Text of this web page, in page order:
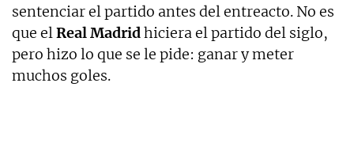
sentenciar el partido antes del entreacto. No es
que elReal Madridhiciera el partido del siglo,
pero hizo lo que se le pide: ganar y meter
muchos goles.